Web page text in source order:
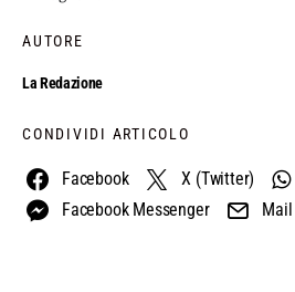
AUTORE
La Redazione
CONDIVIDI ARTICOLO
Facebook X (Twitter)
Facebook Messenger
Mail